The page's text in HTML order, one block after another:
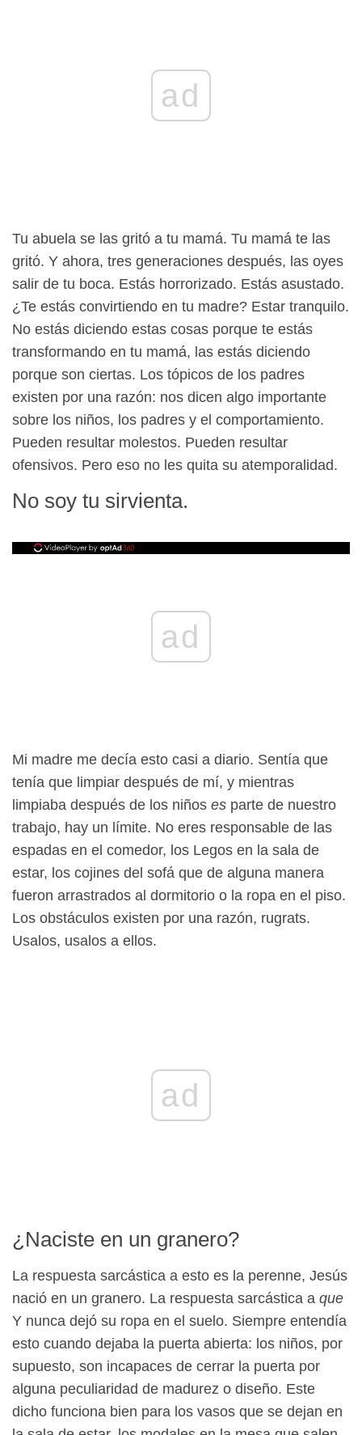
ad
Tu abuela se las gritó a tu mamá. Tu mamá te las
gritó. Y ahora, tres generaciones después, las oyes
salir de tu boca. Estás horrorizado. Estás asustado.
¿Te estás convirtiendo en tu madre? Estar tranquilo.
No estás diciendo estas cosas porque te estás
transformando en tu mamá, las estás diciendo
porque son ciertas. Los tópicos de los padres
existen por una razón: nos dicen algo importante
sobre los niños, los padres y el comportamiento.
Pueden resultar molestos. Pueden resultar
ofensivos. Pero eso no les quita su atemporalidad.
No soy tu sirvienta.
ad
Mi madre me decía esto casi a diario. Sentía que
tenía que limpiar después de mí, y mientras
limpiaba después de los niños es parte de nuestro
trabajo, hay un límite. No eres responsable de las
espadas en el comedor, los Legos en la sala de
estar, los cojines del sofá que de alguna manera
fueron arrastrados al dormitorio o la ropa en el piso.
Los obstáculos existen por una razón, rugrats.
Usalos, usalos a ellos.
ad
¿Naciste en un granero?
La respuesta sarcástica a esto es la perenne, Jesús
nació en un granero. La respuesta sarcástica a que
Y nunca dejó su ropa en el suelo. Siempre entendía
esto cuando dejaba la puerta abierta: los niños, por
supuesto, son incapaces de cerrar la puerta por
alguna peculiaridad de madurez o diseño. Este
dicho funciona bien para los vasos que se dejan en